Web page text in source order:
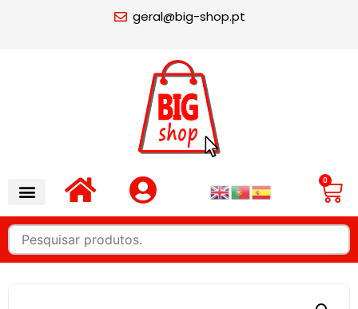
geral@big-shop.pt
0